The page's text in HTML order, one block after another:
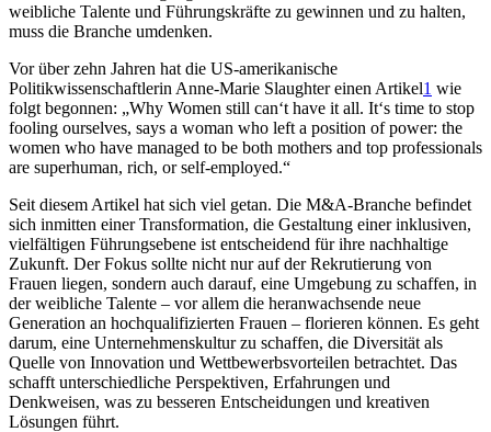
weibliche Talente und Führungskräfte zu gewinnen und zu halten,
muss die Branche umdenken.
Vor über zehn Jahren hat die US-amerikanische
Politikwissenschaftlerin Anne-Marie Slaughter einen Artikel1 wie
folgt begonnen: „Why Women still can‘t have it all. It‘s time to stop
fooling ourselves, says a woman who left a position of power: the
women who have managed to be both mothers and top professionals
are superhuman, rich, or self-employed.“
Seit diesem Artikel hat sich viel getan. Die M&A-Branche befindet
sich inmitten einer Transformation, die Gestaltung einer inklusiven,
vielfältigen Führungsebene ist entscheidend für ihre nachhaltige
Zukunft. Der Fokus sollte nicht nur auf der Rekrutierung von
Frauen liegen, sondern auch darauf, eine Umgebung zu schaffen, in
der weibliche Talente – vor allem die heranwachsende neue
Generation an hochqualifizierten Frauen – florieren können. Es geht
darum, eine Unternehmenskultur zu schaffen, die Diversität als
Quelle von Innovation und Wettbewerbsvorteilen betrachtet. Das
schafft unterschiedliche Perspektiven, Erfahrungen und
Denkweisen, was zu besseren Entscheidungen und kreativen
Lösungen führt.